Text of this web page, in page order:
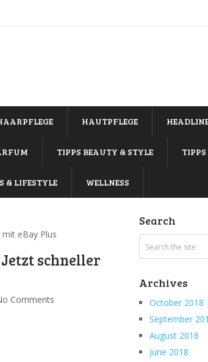
HAUTPFLEGE
TIPPS BEAUTY & STYLE
& LIFESTYLE WELLNESS
eBay Plus
schneller
Comments
Search
Archives
October 2018
September
August 2018
June 2018